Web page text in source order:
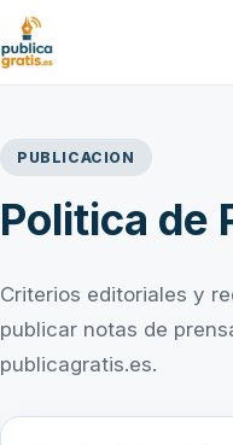
PUBLICACION
Politica de
Criterios editoriales y
publicar notas de
publicagratis.es.